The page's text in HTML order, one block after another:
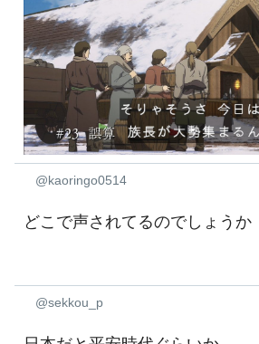
@kaoringo0514
どこで声されてるのでしょうか
@sekkou_p